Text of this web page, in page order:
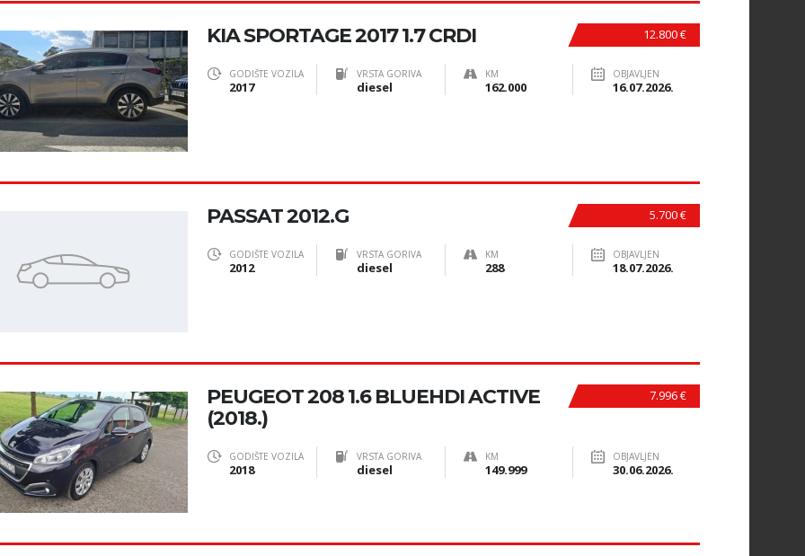
12.800 €
KIA SPORTAGE 2017 1.7 CRDI
GODIŠTE VOZILA
2017
VRSTA GORIVA
diesel
KM
162.000
OBJAVLJEN
16.07.2026.
5.700 €
PASSAT 2012.G
GODIŠTE VOZILA
2012
VRSTA GORIVA
diesel
KM
288
OBJAVLJEN
18.07.2026.
7.996 €
PEUGEOT 208 1.6 BLUEHDI ACTIVE
(2018.)
GODIŠTE VOZILA
2018
VRSTA GORIVA
diesel
KM
149.999
OBJAVLJEN
30.06.2026.